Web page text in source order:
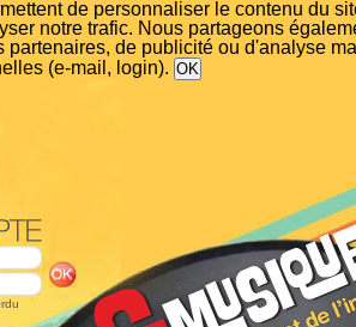
de personnaliser le contenu du
notre trafic. Nous partageons
partenaires, de publicité ou d'analyse
(e-mail, login).